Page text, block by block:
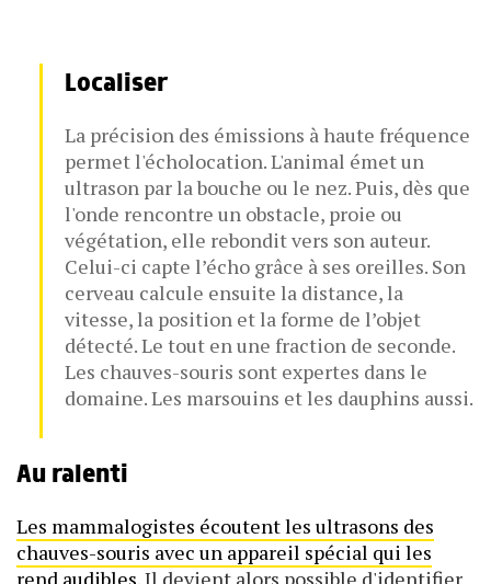
Localiser
La précision des émissions à haute fréquence
permet l'écholocation. L'animal émet un
ultrason par la bouche ou le nez. Puis, dès que
l'onde rencontre un obstacle, proie ou
végétation, elle rebondit vers son auteur.
Celui-ci capte l’écho grâce à ses oreilles. Son
cerveau calcule ensuite la distance, la
vitesse, la position et la forme de l’objet
détecté. Le tout en une fraction de seconde.
Les chauves-souris sont expertes dans le
domaine. Les marsouins et les dauphins aussi.
Au ralenti
Les mammalogistes écoutent les ultrasons des
chauves-souris avec un appareil spécial qui les
rend audibles. Il devient alors possible d'identifier